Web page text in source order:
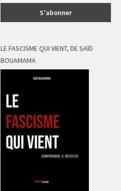
LE FASCISME QUI VIENT, DE SAÏD
BOUAMAMA